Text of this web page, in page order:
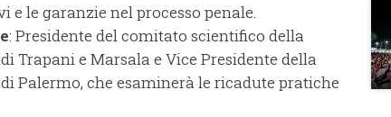
le garanzie nel processo penale.
: Presidente del comitato scientifico della
Trapani e Marsala e Vice Presidente della
Palermo, che esaminerà le ricadute pratiche